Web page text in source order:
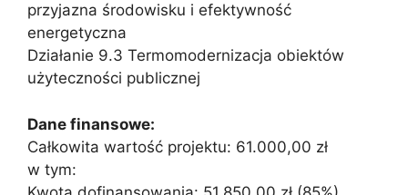
przyjazna środowisku i efektywność
energetyczna
Działanie 9.3 Termomodernizacja obiektów
użyteczności publicznej
Dane finansowe:
Całkowita wartość projektu: 61.000,00 zł
w tym: